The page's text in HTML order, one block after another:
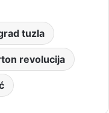
tuzla
revolucija